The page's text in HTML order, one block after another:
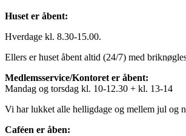
Huset er åbent:
Hverdage kl. 8.30-15.00.
Ellers er huset åbent altid (24/7) med
Medlemsservice/Kontoret er åbent:
Mandag og torsdag kl. 10-12.30 + kl. 13-14
Vi har lukket alle helligdage og mellem jul og
Caféen er åben: